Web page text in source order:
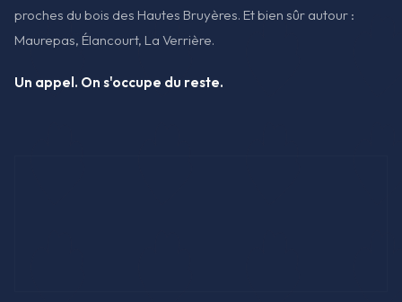
proches du bois des Hautes Bruyères. Et bien sûr autour :
Maurepas, Élancourt, La Verrière.
Un appel. On s'occupe du reste.